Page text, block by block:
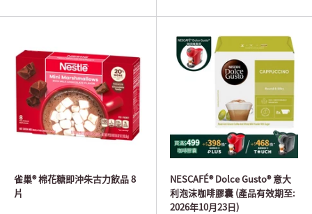
雀巢® 棉花糖即沖朱古力飲品 8
片
NESCAFÉ® Dolce Gusto® 意大
利泡沫咖啡膠囊 (產品有效期至:
2026年10月23日)